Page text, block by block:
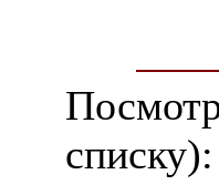
списку):